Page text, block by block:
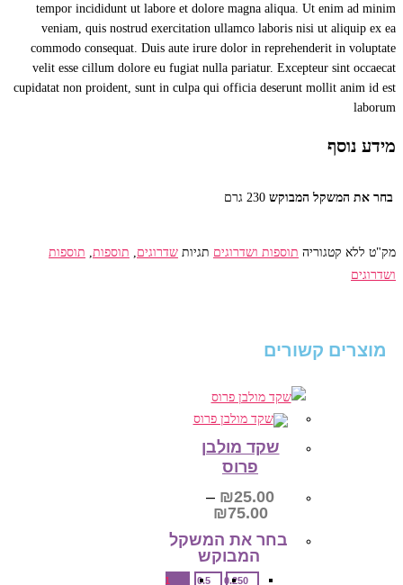
tempor incididunt ut labore et dolore magna aliqua. Ut enim ad minim
veniam, quis nostrud exercitation ullamco laboris nisi ut aliquip ex ea
commodo consequat. Duis aute irure dolor in reprehenderit in voluptate
velit esse cillum dolore eu fugiat nulla pariatur. Excepteur sint occaecat
cupidatat non proident, sunt in culpa qui officia deserunt mollit anim id est
laborum
מידע נוסף
בחר את המשקל המבוקש‎ 230 גרם
מק"טללאקטגוריה תוספות ושדרוגים תגיות שדרוגים, תוספות, תוספות
ושדרוגים
מוצרים קשורים
שקד מולבן
פרוס
₪25.00
–
₪75.00
טווח
מחירים:
עד
⁦₪75.00⁩
בחר את המשקל
המבוקש‎
0.250
0.5